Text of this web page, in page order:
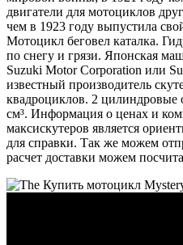
двигатели для мотоциклов
чем в 1923 году выпустила
Мотоцикл беговел каталка.
по снегу и грязи. Японская
Suzuki Motor Corporation или
известный производитель
квадроциклов. 2 цилиндровые
см³. Информация о ценах и
максискутеров является
для справки. Так же можем
расчет доставки можем